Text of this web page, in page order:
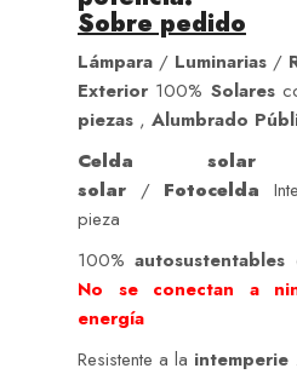
Sobre pedido
Lámpara / Luminarias /
Exterior 100% Solares
piezas , Alumbrado
Celda solar
solar / Fotocelda
pieza
100% autosustentables
No se conectan a
energía
Resistente a la intemperie